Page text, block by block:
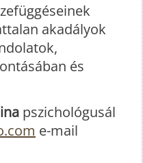
akadályok
és
pszichológusál
e-mail